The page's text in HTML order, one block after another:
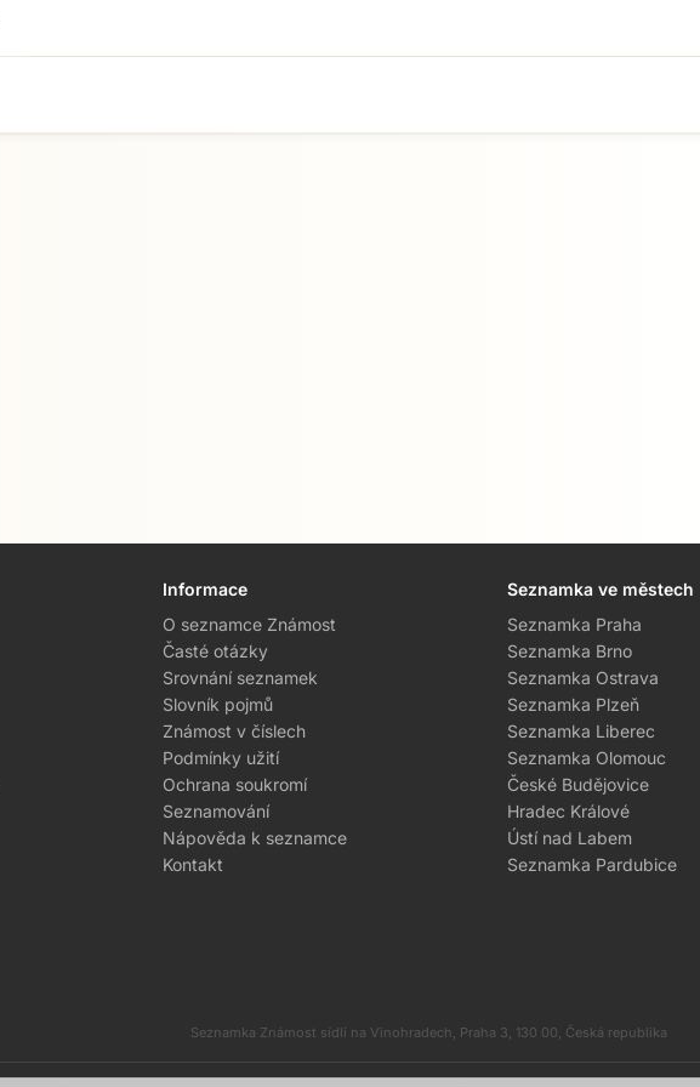
Informace
O seznamce Známost
Časté otázky
Srovnání seznamek
Slovník pojmů
Známost v číslech
Podmínky užití
Ochrana soukromí
Seznamování
Nápověda k seznamce
Kontakt
Seznamka ve městech
Seznamka Praha
Seznamka Brno
Seznamka Ostrava
Seznamka Plzeň
Seznamka Liberec
Seznamka Olomouc
České Budějovice
Hradec Králové
Ústí nad Labem
Seznamka Pardubice
Seznamka Známost sídlí na Vinohradech, Praha 3, 130 00, Česká republika